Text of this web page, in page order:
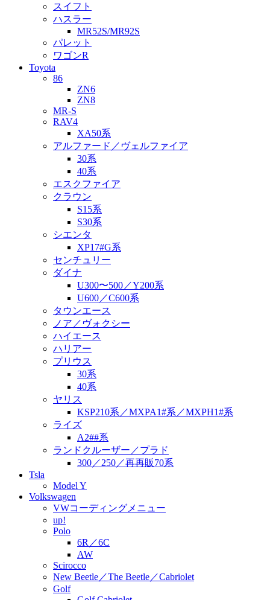
スイフト
ハスラー
MR52S/MR92S
パレット
ワゴンR
Toyota
86
ZN6
ZN8
MR-S
RAV4
XA50系
アルファード／ヴェルファイア
30系
40系
エスクファイア
クラウン
S15系
S30系
シエンタ
XP17#G系
センチュリー
ダイナ
U300〜500／Y200系
U600／C600系
タウンエース
ノア／ヴォクシー
ハイエース
ハリアー
プリウス
30系
40系
ヤリス
KSP210系／MXPA1#系／MXPH1#系
ライズ
A2##系
ランドクルーザー／プラド
300／250／再再販70系
Tsla
Model Y
Volkswagen
VWコーディングメニュー
up!
Polo
6R／6C
AW
Scirocco
New Beetle／The Beetle／Cabriolet
Golf